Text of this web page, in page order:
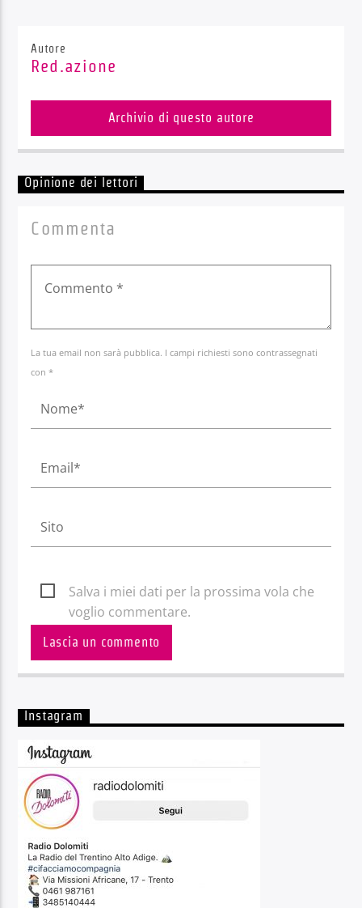
Autore
Red.azione
Archivio di questo autore
Opinione dei lettori
Commenta
La tua email non sarà pubblica. I campi richiesti sono contrassegnati
con *
Salva i miei dati per la prossima vola che
voglio commentare.
Instagram